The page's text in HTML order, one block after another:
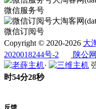
微信服务号
微信订阅号
Copyright © 2020-2026 大
2020018244号-2
陕公
·
时54分29秒
反馈